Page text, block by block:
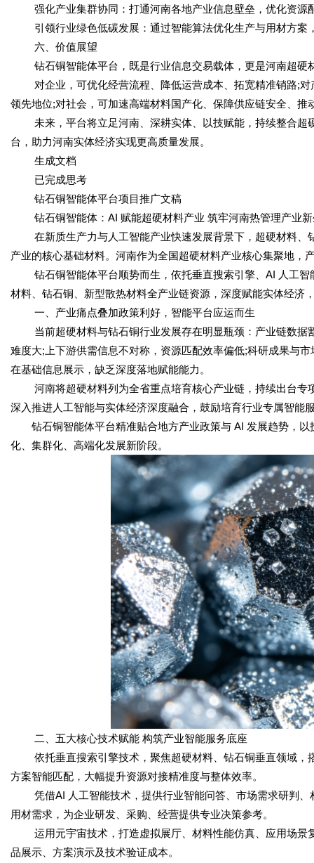
强化产业集群协同：打通河南各地产业信息壁垒，优化资
引领行业绿色低碳发展：通过智能算法优化生产与用材方
六、价值展望
钻石铜智能体平台，既是行业信息交易载体，更是河南超
对企业，可优化经营流程、降低运营成本、拓宽精准销路;
领先地位;对社会，可加速高端材料国产化、保障供应链安全、推
未来，平台将立足河南、深耕实体、以技赋能，持续整合
台，助力河南实体经济实现更高质量发展。
生成文档
已完成思考
钻石铜智能体平台项目推广文稿
钻石铜智能体：AI 赋能超硬材料产业 筑牢河南热管理产业
在新质生产力与人工智能产业快速发展背景下，超硬材料
产业的核心基础材料。河南作为全国超硬材料产业核心集聚地，
钻石铜智能体平台顺势而生，依托垂直搜索引擎、AI 人工
材料、钻石铜、新型散热材料全产业链资源，深度赋能实体经济
一、产业痛点叠加政策利好，智能平台应运而生
当前超硬材料与钻石铜行业发展存在明显瓶颈：产业链数
难度大;上下游供需信息不对称，资源匹配效率偏低;科研成果与
在基础信息展示，缺乏深度落地赋能能力。
河南将超硬材料列为全省重点培育核心产业链，持续出台
深入推进人工智能与实体经济深度融合，鼓励培育行业专属智能
钻石铜智能体平台精准贴合地方产业政策与 AI 发展趋势，
化、集群化、高端化发展新阶段。
二、五大核心技术赋能 构筑产业智能服务底座
依托垂直搜索引擎技术，聚焦超硬材料、钻石铜垂直领域
方案智能匹配，大幅提升资源对接精准度与整体效率。
凭借AI 人工智能技术，提供行业智能问答、市场需求研判
用材需求，为企业研发、采购、经营提供专业决策参考。
运用元宇宙技术，打造虚拟展厅、材料性能仿真、应用场
品展示、方案演示及技术验证成本。